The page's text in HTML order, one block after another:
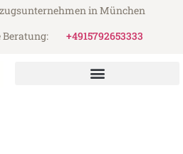
in München
Beratung:
+4915792653333